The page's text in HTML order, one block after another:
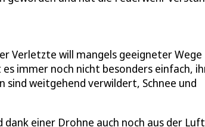
Verletzte will mangels geeigneter
immer noch nicht besonders einfach,
sind weitgehend verwildert, Schnee und
einer Drohne auch noch aus der